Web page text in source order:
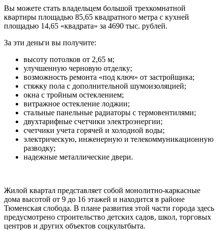
Вы можете стать владельцем большой трехкомнатной
квартиры площадью 85,65 квадратного метра с кухней
площадью 14,65 «квадрата» за 4690 тыс. рублей.
За эти деньги вы получите:
высоту потолков от 2,65 м;
улучшенную черновую отделку;
возможность ремонта «под ключ» от застройщика;
стяжку пола с дополнительной шумоизоляцией;
окна с тройным остеклением;
витражное остекление лоджии;
стальные панельные радиаторы с термовентилями;
двухтарифные счетчики электроэнергии;
счетчики учета горячей и холодной воды;
электрическую, инженерную и телекоммуникационную
разводку;
надежные металлические двери.
Жилой квартал представляет собой монолитно-каркасные
дома высотой от 9 до 16 этажей и находится в районе
Тюменская слобода. В плане развития этой части города здесь
предусмотрено строительство детских садов, школ, торговых
центров и других объектов соцкультбыта.